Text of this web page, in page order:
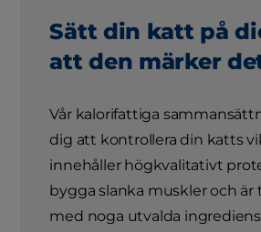
Sätt din katt på
att den märker
Vår kalorifattiga
dig att kontrollera din katts
innehåller högkvalitativt
bygga slanka muskler och är
med noga utvalda